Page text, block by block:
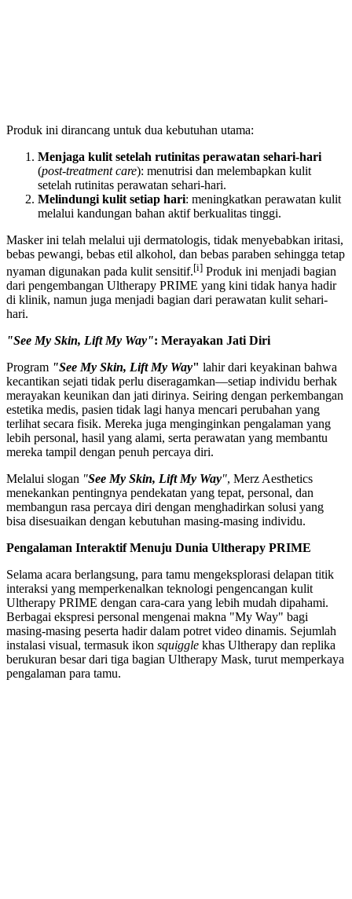
Produk ini dirancang untuk dua kebutuhan utama:
Menjaga kulit setelah rutinitas perawatan sehari-hari
(post-treatment care): menutrisi dan melembapkan kulit
setelah rutinitas perawatan sehari-hari.
Melindungi kulit setiap hari: meningkatkan perawatan kulit
melalui kandungan bahan aktif berkualitas tinggi.
Masker ini telah melalui uji dermatologis, tidak menyebabkan iritasi,
bebas pewangi, bebas etil alkohol, dan bebas paraben sehingga tetap
nyaman digunakan pada kulit sensitif.[i] Produk ini menjadi bagian
dari pengembangan Ultherapy PRIME yang kini tidak hanya hadir
di klinik, namun juga menjadi bagian dari perawatan kulit sehari-
hari.
"See My Skin, Lift My Way": Merayakan Jati Diri
Program "See My Skin, Lift My Way" lahir dari keyakinan bahwa
kecantikan sejati tidak perlu diseragamkan—setiap individu berhak
merayakan keunikan dan jati dirinya. Seiring dengan perkembangan
estetika medis, pasien tidak lagi hanya mencari perubahan yang
terlihat secara fisik. Mereka juga menginginkan pengalaman yang
lebih personal, hasil yang alami, serta perawatan yang membantu
mereka tampil dengan penuh percaya diri.
Melalui slogan "See My Skin, Lift My Way", Merz Aesthetics
menekankan pentingnya pendekatan yang tepat, personal, dan
membangun rasa percaya diri dengan menghadirkan solusi yang
bisa disesuaikan dengan kebutuhan masing-masing individu.
Pengalaman Interaktif Menuju Dunia Ultherapy PRIME
Selama acara berlangsung, para tamu mengeksplorasi delapan titik
interaksi yang memperkenalkan teknologi pengencangan kulit
Ultherapy PRIME dengan cara-cara yang lebih mudah dipahami.
Berbagai ekspresi personal mengenai makna "My Way" bagi
masing-masing peserta hadir dalam potret video dinamis. Sejumlah
instalasi visual, termasuk ikon squiggle khas Ultherapy dan replika
berukuran besar dari tiga bagian Ultherapy Mask, turut memperkaya
pengalaman para tamu.